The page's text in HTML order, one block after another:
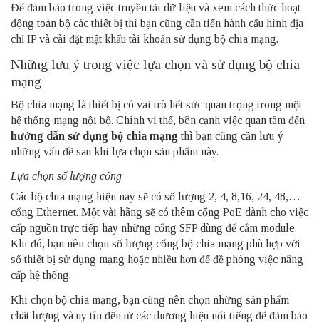
Để đảm bảo trong việc truyền tải dữ liệu và xem cách thức hoạt
động toàn bộ các thiết bị thì bạn cũng cần tiến hành cấu hình địa
chỉ IP và cài đặt mật khẩu tài khoản sử dụng bộ chia mạng.
Những lưu ý trong việc lựa chọn và sử dụng bộ chia
mạng
Bộ chia mạng là thiết bị có vai trò hết sức quan trọng trong một
hệ thống mạng nội bộ. Chính vì thế, bên cạnh việc quan tâm đến
hướng dẫn sử dụng bộ chia mạng thì bạn cũng cần lưu ý
những vấn đề sau khi lựa chọn sản phẩm này.
Lựa chọn số lượng cổng
Các bộ chia mạng hiện nay sẽ có số lượng 2, 4, 8,16, 24, 48,…
cổng Ethernet. Một vài hãng sẽ có thêm cổng PoE dành cho việc
cấp nguồn trực tiếp hay những cổng SFP dùng để cắm module.
Khi đó, bạn nên chọn số lượng cổng bộ chia mạng phù hợp với
số thiết bị sử dụng mạng hoặc nhiều hơn để đề phòng việc nâng
cấp hệ thống.
Khi chọn bộ chia mạng, bạn cũng nên chọn những sản phẩm
chất lượng và uy tín đến từ các thương hiệu nổi tiếng để đảm bảo